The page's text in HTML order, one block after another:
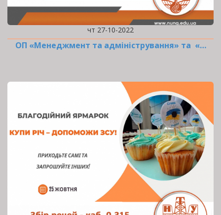
чт 27-10-2022
ОП «Менеджмент та адміністрування» та «…